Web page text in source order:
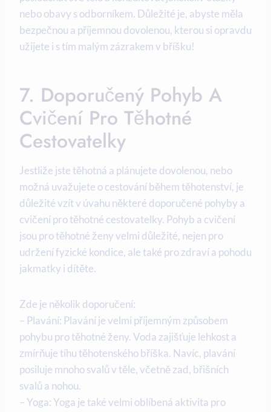
nebo ‍obavy s odborníkem. Důležité je, abyste měla
bezpečnou a příjemnou dovolenou, kterou si opravdu
užijete i s tím malým zázrakem v bříšku!
7. Doporučený Pohyb A
Cvičení ⁣pro Těhotné
Cestovatelky
Jestliže jste těhotná a plánujete dovolenou, nebo
možná uvažujete o cestování během těhotenství, je
důležité vzít v úvahu některé doporučené pohyby a
cvičení pro těhotné cestovatelky. Pohyb a cvičení‌
jsou pro těhotné ženy velmi důležité, nejen pro
udržení fyzické kondice, ale ⁤také ​pro zdraví a pohodu
jakmatky⁤ i dítěte.
Zde je několik doporučení:
– Plavání: Plavání je⁢ velmi příjemným ‌způsobem
pohybu pro těhotné ženy. Voda zajišťuje lehkost a
zmírňuje tíhu těhotenského bříška. ​Navíc, plavání
posiluje mnoho svalů v těle, včetně zad, břišních​
svalů a nohou.​
– Yoga: Yoga je také velmi oblíbená aktivita pro